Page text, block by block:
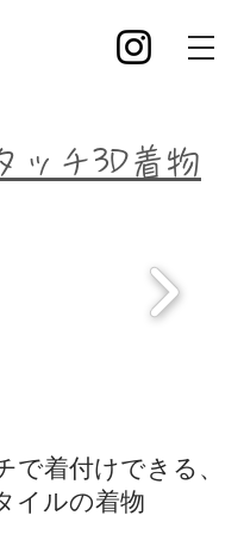
ッチ3D着物
で着付けできる、
イルの着物